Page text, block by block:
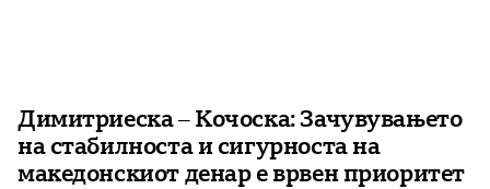
Димитриеска – Кочоска: Зачувувањето
на стабилноста и сигурноста на
македонскиот денар е врвен приоритет